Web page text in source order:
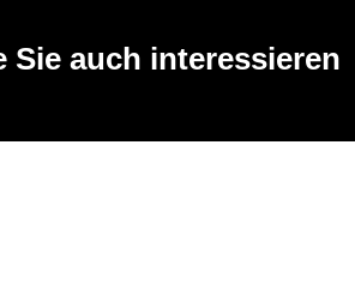
Sie auch interessieren